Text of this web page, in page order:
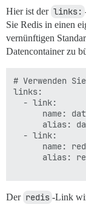
Hier ist der links:
Sie Redis in einen
vernünftigen
Datencontainer zu
# Verwenden
links:
  - link:
name:
alias:
  - link:
name:
alias:
Der redis -Link